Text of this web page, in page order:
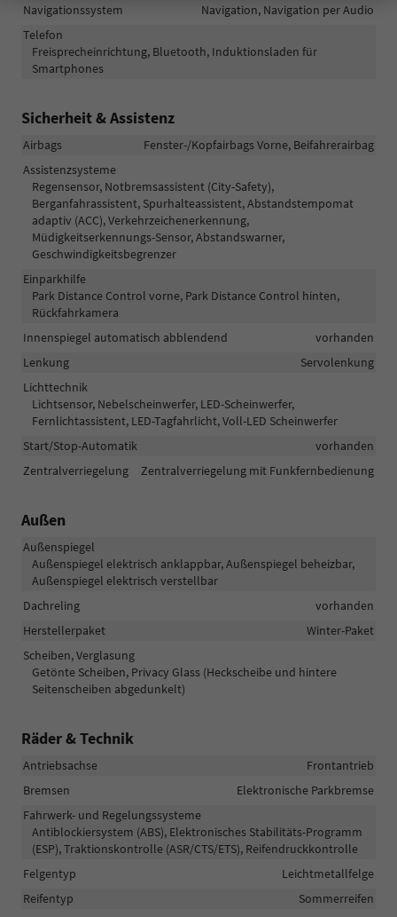
Navigationssystem
Navigation, Navigation per Audio
Telefon
Freisprecheinrichtung, Bluetooth, Induktionsladen für
Smartphones
Sicherheit & Assistenz
Airbags
Fenster-/Kopfairbags Vorne, Beifahrerairbag
Assistenzsysteme
Regensensor, Notbremsassistent (City-Safety),
Berganfahrassistent, Spurhalteassistent, Abstandstempomat
adaptiv (ACC), Verkehrzeichenerkennung,
Müdigkeitserkennungs-Sensor, Abstandswarner,
Geschwindigkeitsbegrenzer
Einparkhilfe
Park Distance Control vorne, Park Distance Control hinten,
Rückfahrkamera
Innenspiegel automatisch abblendend
vorhanden
Lenkung
Servolenkung
Lichttechnik
Lichtsensor, Nebelscheinwerfer, LED-Scheinwerfer,
Fernlichtassistent, LED-Tagfahrlicht, Voll-LED Scheinwerfer
Start/Stop-Automatik
vorhanden
Zentralverriegelung
Zentralverriegelung mit Funkfernbedienung
Außen
Außenspiegel
Außenspiegel elektrisch anklappbar, Außenspiegel beheizbar,
Außenspiegel elektrisch verstellbar
Dachreling
vorhanden
Herstellerpaket
Winter-Paket
Scheiben, Verglasung
Getönte Scheiben, Privacy Glass (Heckscheibe und hintere
Seitenscheiben abgedunkelt)
Räder & Technik
Antriebsachse
Frontantrieb
Bremsen
Elektronische Parkbremse
Fahrwerk- und Regelungssysteme
Antiblockiersystem (ABS), Elektronisches Stabilitäts-Programm
(ESP), Traktionskontrolle (ASR/CTS/ETS), Reifendruckkontrolle
Felgentyp
Leichtmetallfelge
Reifentyp
Sommerreifen